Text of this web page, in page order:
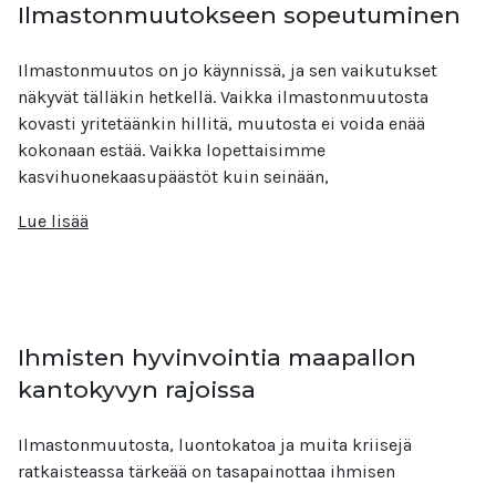
Ilmastonmuutokseen sopeutuminen
Ilmastonmuutos on jo käynnissä, ja sen vaikutukset
näkyvät tälläkin hetkellä. Vaikka ilmastonmuutosta
kovasti yritetäänkin hillitä, muutosta ei voida enää
kokonaan estää. Vaikka lopettaisimme
kasvihuonekaasupäästöt kuin seinään,
Lue lisää
Ihmisten hyvinvointia maapallon
kantokyvyn rajoissa
Ilmastonmuutosta, luontokatoa ja muita kriisejä
ratkaisteassa tärkeää on tasapainottaa ihmisen